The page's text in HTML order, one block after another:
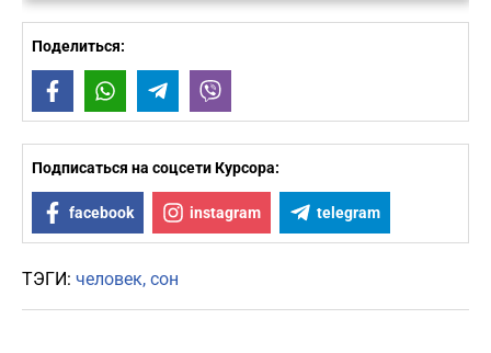
Поделиться:
FacebookWhatsAppTelegram
Подписаться на соцсети Курсора:
facebook instagram telegram
ТЭГИ: человек сон